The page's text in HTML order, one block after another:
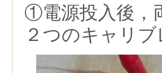
①電源投入後，
２つのキャリ